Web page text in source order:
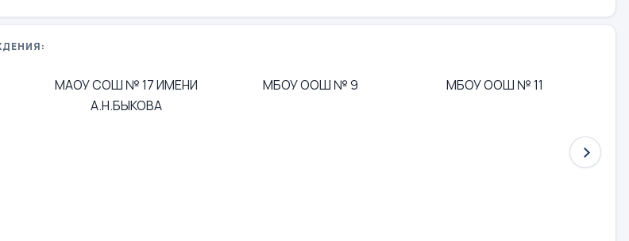
МАОУ СОШ № 17 ИМЕНИ
А.Н.БЫКОВА
МБОУ ООШ № 9 МБОУ ООШ № 11